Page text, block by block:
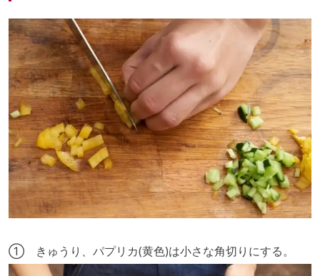
① きゅうり、パプリカ(黄色)は小さな角切りにする。